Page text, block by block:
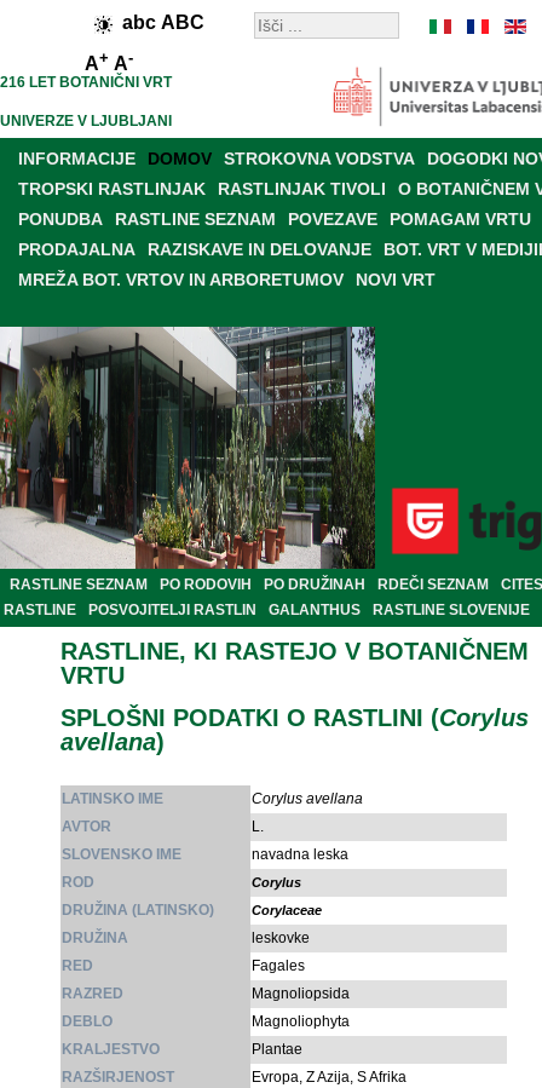
abc ABC
A+ A-
216 LET BOTANIČNI VRT
UNIVERZE V LJUBLJANI
INFORMACIJE DOMOV STROKOVNA VODSTVA
DOGODKI
TROPSKI RASTLINJAK
RASTLINJAK TIVOLI
O BOTANIČNEM
PONUDBA
RASTLINE SEZNAM POVEZAVE
POMAGAM VRTU
PRODAJALNA
RAZISKAVE IN DELOVANJE
BOT. VRT V
MREŽA BOT. VRTOV IN ARBORETUMOV
NOVI VRT
RASTLINE SEZNAM PO RODOVIH PO DRUŽINAH RDEČI SEZNAM
CITES
RASTLINE
POSVOJITELJI RASTLIN GALANTHUS RASTLINE SLOVENIJE
RASTLINE, KI RASTEJO V BOTANIČNEM
VRTU
SPLOŠNI PODATKI O RASTLINI (Corylus
avellana)
LATINSKO IME
Corylus avellana
AVTOR
L.
SLOVENSKO IME
navadna leska
ROD
Corylus
DRUŽINA (LATINSKO) Corylaceae
DRUŽINA
leskovke
RED
Fagales
RAZRED
Magnoliopsida
DEBLO
Magnoliophyta
KRALJESTVO
Plantae
RAZŠIRJENOST
Evropa, Z Azija, S Afrika